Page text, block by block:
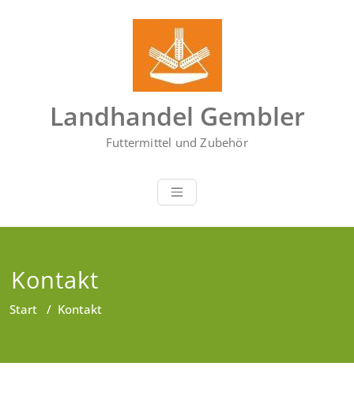
Landhandel Gembler
Futtermittel und Zubehör
Kontakt
Start / Kontakt